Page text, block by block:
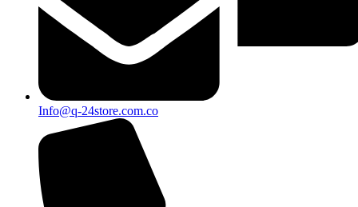
Info@q-24store.com.co